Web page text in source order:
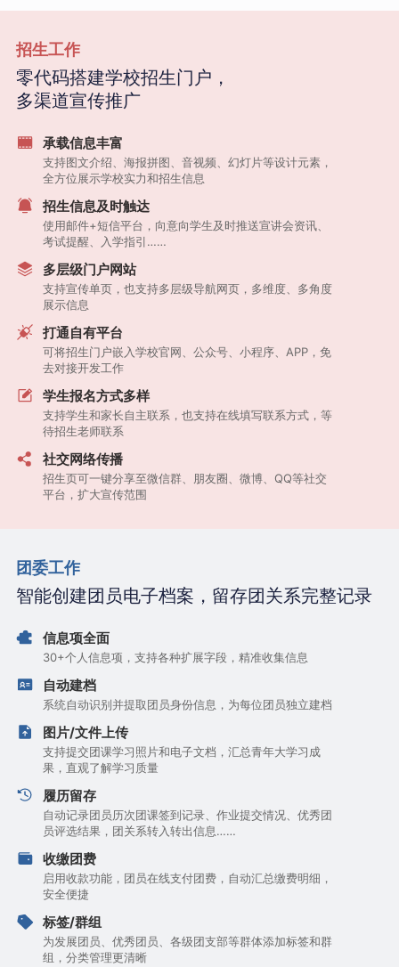
招生工作
零代码搭建学校招生门户，
多渠道宣传推广
承载信息丰富
支持图文介绍、海报拼图、音视频、幻灯片等设计元素，
全方位展示学校实力和招生信息
招生信息及时触达
使用邮件+短信平台，向意向学生及时推送宣讲会资讯、
考试提醒、入学指引……
多层级门户网站
支持宣传单页，也支持多层级导航网页，多维度、多角度
展示信息
打通自有平台
可将招生门户嵌入学校官网、公众号、小程序、APP，免
去对接开发工作
学生报名方式多样
支持学生和家长自主联系，也支持在线填写联系方式，等
待招生老师联系
社交网络传播
招生页可一键分享至微信群、朋友圈、微博、QQ等社交
平台，扩大宣传范围
团委工作
智能创建团员电子档案，留存团关系完整记录
信息项全面
30+个人信息项，支持各种扩展字段，精准收集信息
自动建档
系统自动识别并提取团员身份信息，为每位团员独立建档
图片/文件上传
支持提交团课学习照片和电子文档，汇总青年大学习成
果，直观了解学习质量
履历留存
自动记录团员历次团课签到记录、作业提交情况、优秀团
员评选结果，团关系转入转出信息……
收缴团费
启用收款功能，团员在线支付团费，自动汇总缴费明细，
安全便捷
标签/群组
为发展团员、优秀团员、各级团支部等群体添加标签和群
组，分类管理更清晰